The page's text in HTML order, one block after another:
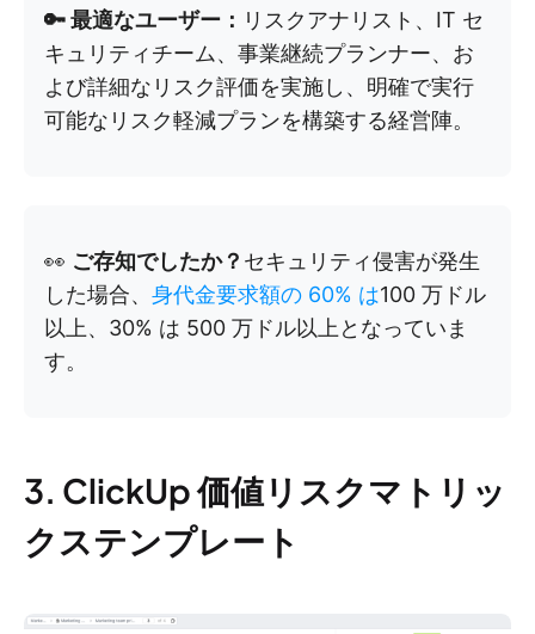
🔑 最適なユーザー： リスクアナリスト、IT セ
キュリティチーム、事業継続プランナー、お
よび詳細なリスク評価を実施し、明確で実行
可能なリスク軽減プランを構築する経営陣。
👀 ご存知でしたか？ セキュリティ侵害が発生
した場合、 身代金要求額の 60% は100 万ドル
以上、30% は 500 万ドル以上となっていま
す。
3. ClickUp 価値リスクマトリッ
クステンプレート